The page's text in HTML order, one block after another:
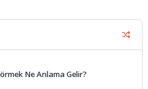
Ne Anlama Gelir?